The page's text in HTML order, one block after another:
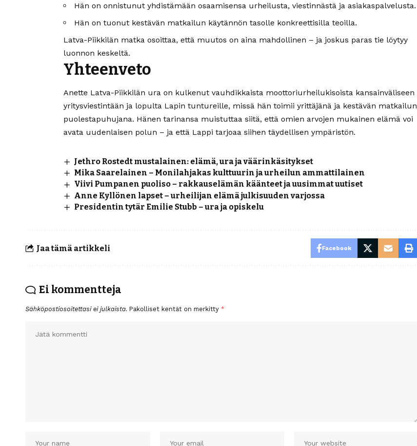
Hän on onnistunut yhdistämään osaamisensa urheilusta, viestinnästä ja asiakaspalvelusta.
Hän on tuonut kestävän matkailun käytännön tasolle konkreettisilla teoilla.
Latva-Piikkilän matka osoittaa, että muutos on aina mahdollinen – ja joskus paras tie löytyy
luonnon keskeltä.
Yhteenveto
Anette Latva-Piikkilän ura on kulkenut vauhdikkaista moottoriurheilukisoista kansainväliseen
yritysviestintään ja lopulta Lapin tuntureille, missä hän toimii yrittäjänä ja kestävän matkailun
puolestapuhujana. Hänen tarinansa muistuttaa siitä, että omien arvojen mukainen elämä voi
avata uudenlaisen polun – ja että Lappi tarjoaa siihen täydellisen ympäristön.
Jethro Rostedt mustalainen: elämä, ura ja väärinkäsitykset
Mika Saarelainen – Monilahjakas kulttuurin ja urheilun ammattilainen
Viivi Pumpanen puoliso – rakkauselämän käänteet ja uusimmat uutiset
Anne Kyllönen lapset – urheilijan elämä julkisuuden varjossa
Presidentin tytär Emilie Stubb – ura ja opiskelu
Jaa tämä artikkeli Facebook
Ei kommentteja
Sähköpostiosoitettasi ei julkaista. Pakolliset kentät on merkitty *